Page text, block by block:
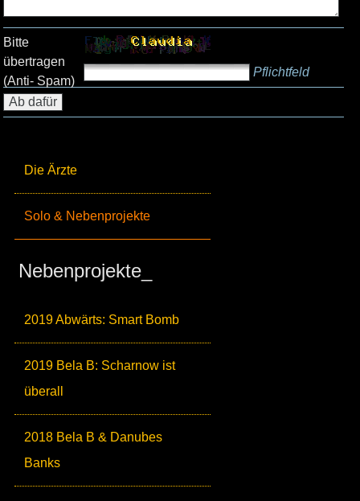
Die Ärzte
Solo & Nebenprojekte
Nebenprojekte_
2019 Abwärts: Smart Bomb
2019 Bela B: Scharnow ist
überall
2018 Bela B & Danubes
Banks
Bitte
übertragen
(Anti- Spam)
Pflichtfeld